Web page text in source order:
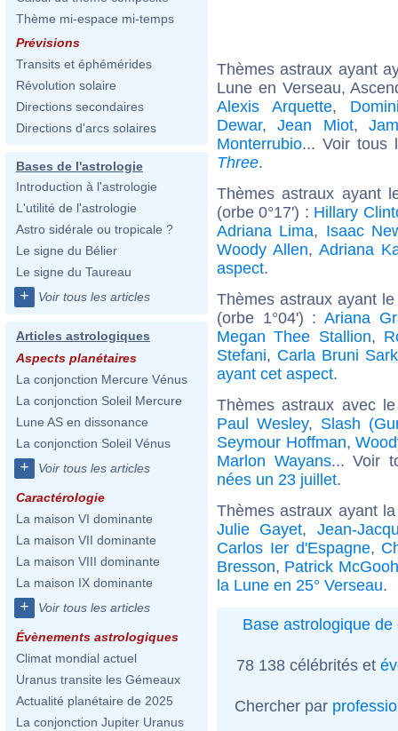
Thème mi-espace mi-temps
Prévisions
Transits et éphémérides
Révolution solaire
Directions secondaires
Directions d'arcs solaires
Bases de l'astrologie
Introduction à l'astrologie
L'utilité de l'astrologie
Astro sidérale ou tropicale ?
Le signe du Bélier
Le signe du Taureau
+ Voir tous les articles
Articles astrologiques
Aspects planétaires
La conjonction Mercure Vénus
La conjonction Soleil Mercure
Lune AS en dissonance
La conjonction Soleil Vénus
+ Voir tous les articles
Caractérologie
La maison VI dominante
La maison VII dominante
La maison VIII dominante
La maison IX dominante
+ Voir tous les articles
Évènements astrologiques
Climat mondial actuel
Uranus transite les Gémeaux
Actualité planétaire de 2025
La conjonction Jupiter Uranus
Thèmes astraux ayant
Lune en Verseau,
Alexis Arquette,
Dewar,Jean Miot,
Monterrubio... Voir tous
Three.
Thèmes astraux ayant
(orbe 0°17') : Hillary
Adriana Lima, Isaac
Woody Allen, Adriana
aspect.
Thèmes astraux ayant
(orbe 1°04') : Ariana
Megan Thee Stallion,
Stefani, Carla Bruni
ayant cet aspect.
Thèmes astraux avec
Paul Wesley, Slash
Seymour Hoffman,
Marlon Wayans... Voir
nées un 23 juillet.
Thèmes astraux ayant
Julie Gayet, Jean-
Carlos Ier d'Espagne,
Bresson, Patrick
la Lune en 25° Verseau.
Base astrologique de
78 138 célébrités et
Chercher par